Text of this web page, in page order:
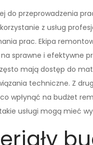
do przeprowadzenia
z usług
prac. Ekipa
sprawne i efektywne
mają dostęp do
techniczne. Z
wpłynąć na budżet
usługi mogą mieć